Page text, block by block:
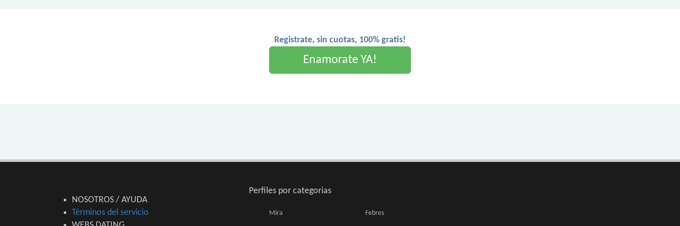
Registrate, sin cuotas, 100% gratis!
Enamorate YA!
NOSOTROS / AYUDA
Términos del servicio
Perfiles por categorias
Mira Febres